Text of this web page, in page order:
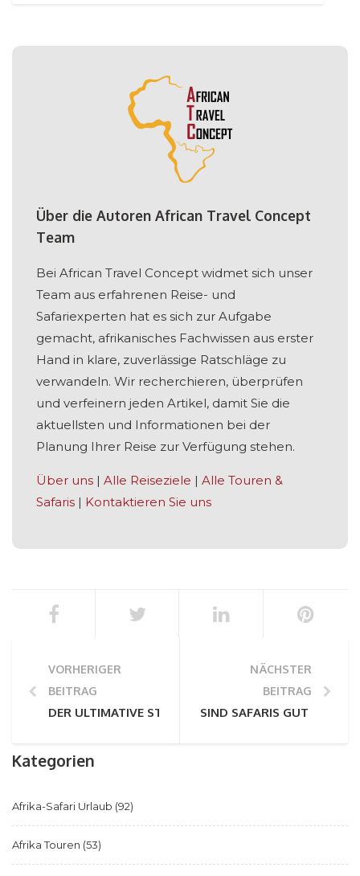
Über die Autoren African Travel Concept
Team
Bei African Travel Concept widmet sich unser
Team aus erfahrenen Reise- und
Safariexperten hat es sich zur Aufgabe
gemacht, afrikanisches Fachwissen aus erster
Hand in klare, zuverlässige Ratschläge zu
verwandeln. Wir recherchieren, überprüfen
und verfeinern jeden Artikel, damit Sie die
aktuellsten und Informationen bei der
Planung Ihrer Reise zur Verfügung stehen.
Über uns | Alle Reiseziele | Alle Touren &
Safaris | Kontaktieren Sie uns
VORHERIGER
BEITRAG
DER ULTIMATIVE STRANDURLAUB: MOSAMBIK
NÄCHSTER
BEITRAG
SIND SAFARIS GUT FÜR
Kategorien
Afrika-Safari Urlaub (92)
Afrika Touren (53)